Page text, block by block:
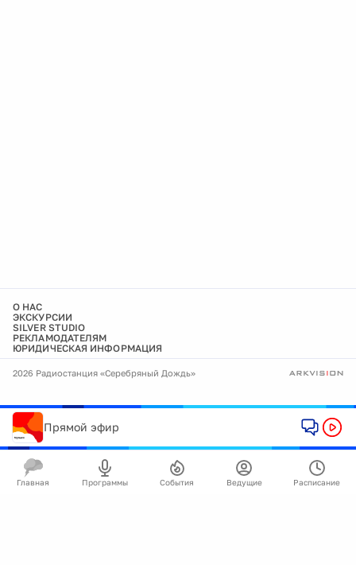
О НАС
ЭКСКУРСИИ
SILVER STUDIO
РЕКЛАМОДАТЕЛЯМ
ЮРИДИЧЕСКАЯ ИНФОРМАЦИЯ
2026 Радиостанция «Серебряный Дождь»
Прямой эфир
Главная Программы События Ведущие Расписание